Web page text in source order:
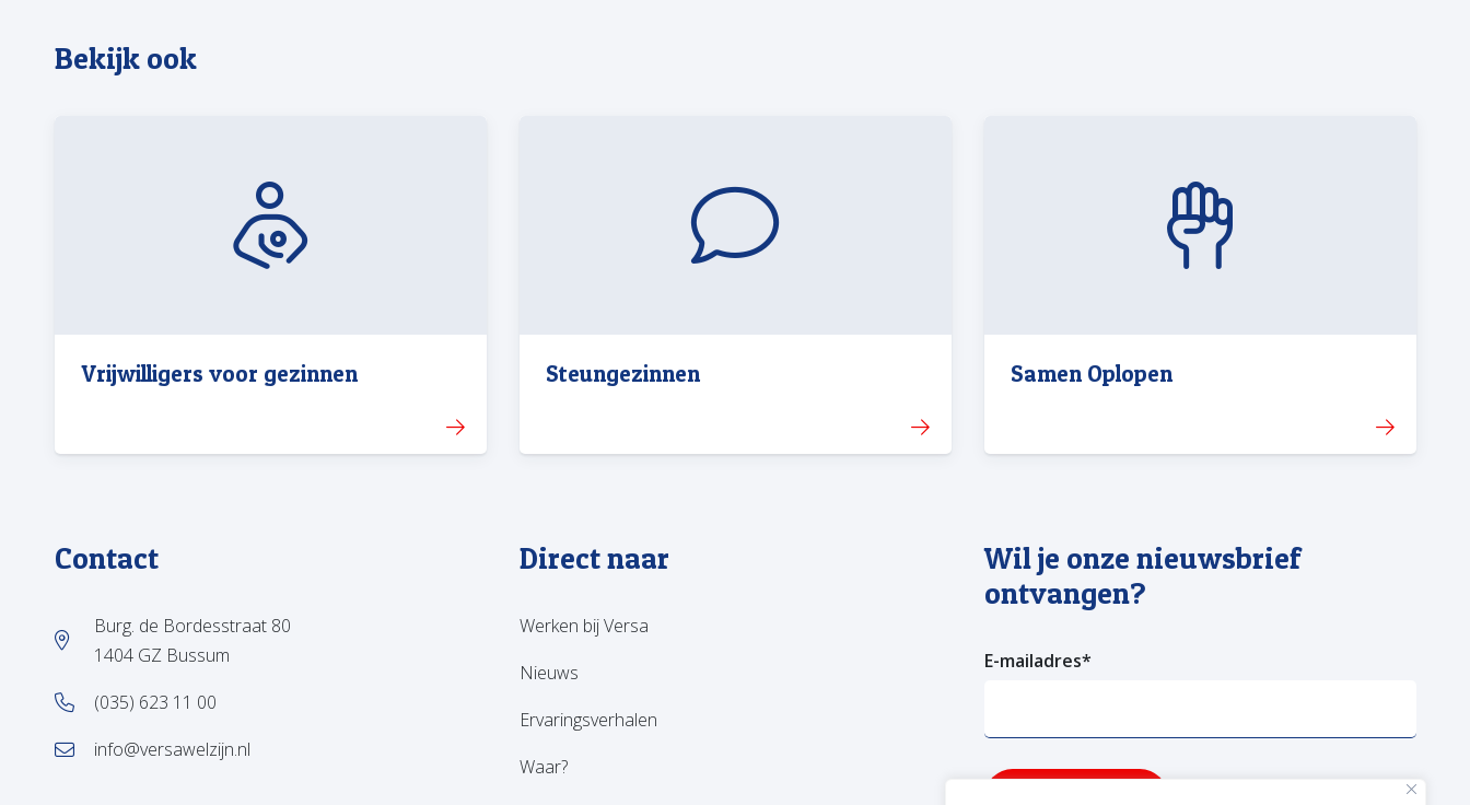
Bekijk ook
Vrijwilligers voor gezinnen Steungezinnen Samen Oplopen
Contact
Burg. de Bordesstraat 80
1404 GZ Bussum
(035) 623 11 00
info@versawelzijn.nl
Direct naar
Werken bij Versa
Nieuws
Ervaringsverhalen
Waar?
Wil je onze nieuwsbrief
ontvangen?
E-mailadres*